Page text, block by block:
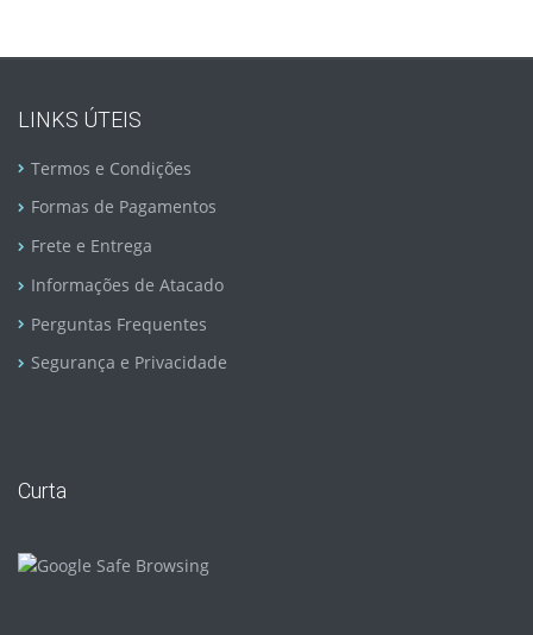
LINKS ÚTEIS
Termos e Condições
Formas de Pagamentos
Frete e Entrega
Informações de Atacado
Perguntas Frequentes
Segurança e Privacidade
Curta